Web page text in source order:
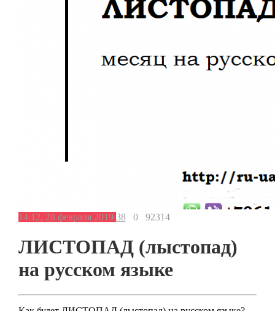
14:12, 28 февраля 2019 38 0 92314
ЛИСТОПАД (лыстопад)
на русском языке